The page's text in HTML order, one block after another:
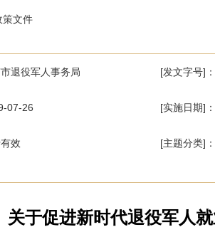
策文件
退役军人事务局 [发文字号]
07-26 [实施日期]
效 [主题分类]
关于促进新时代退役军人